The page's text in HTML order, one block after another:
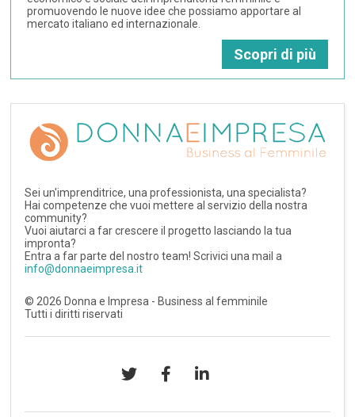
promuovendo le nuove idee che possiamo apportare al
mercato italiano ed internazionale.
Scopri di più
Sei un'imprenditrice, una professionista, una specialista?
Hai competenze che vuoi mettere al servizio della nostra
community?
Vuoi aiutarci a far crescere il progetto lasciando la tua
impronta?
Entra a far parte del nostro team! Scrivici una mail a
info@donnaeimpresa.it
© 2026 Donna e Impresa - Business al femminile
Tutti i diritti riservati